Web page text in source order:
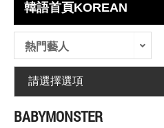
韓語首頁KOREAN
熱門藝人
BABYMONSTER